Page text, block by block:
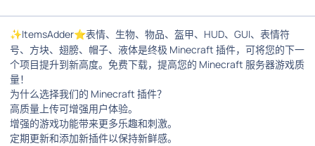
✨ItemsAdder⭐表情、生物、物品、盔甲、HUD、GUI、表情符
号、方块、翅膀、帽子、液体是终极 Minecraft 插件，可将您的下一
个项目提升到新高度。免费下载，提高您的 Minecraft 服务器游戏质
量！
为什么选择我们的 Minecraft 插件？
高质量上传可增强用户体验。
增强的游戏功能带来更多乐趣和刺激。
定期更新和添加新插件以保持新鲜感。